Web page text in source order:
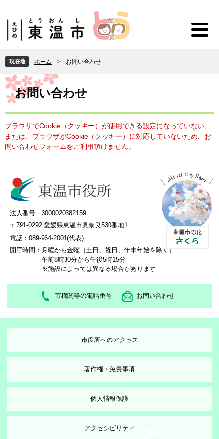
頭
で
す
。
飛
ば
し
て
本
現在地 ホーム > お問い合わせ
本
文 お問い合わせ
ブラウザでCookie（クッキー）が使用できる設定になっていない、
または、ブラウザがCookie（クッキー）に対応していないため、お
問い合わせフォームをご利用頂けません。
法人番号 3000020382159
〒791-0292 愛媛県東温市見奈良530番地1
電話：089-964-2001(代表)
開庁時間： 月曜から金曜（土日、祝日、年末年始を除く）
午前8時30分から午後5時15分
※施設によっては異なる場合があります
市機関等の電話番号 お問い合わせ
市役所へのアクセス
著作権・免責事項
個人情報保護
アクセシビリティ